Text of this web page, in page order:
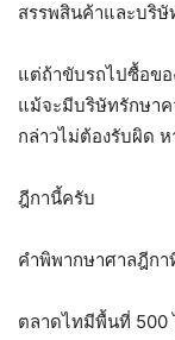
สรรพสินค้าและบริ
แต่ถ้าขับรถไปซื้อข
แม้จะมีบริษัทรักษา
กล่าวไม่ต้องรับผิด
ฎีกานี้ครับ
คำพิพากษาศาลฎีก
ตลาดไทมีพื้นที่ 500